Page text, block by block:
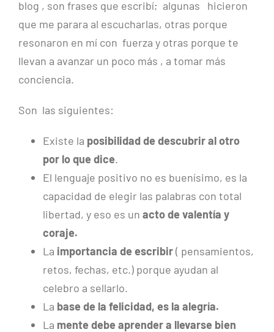
blog , son frases que escribí; algunas hicieron
que me parara al escucharlas, otras porque
resonaron en mí con fuerza y otras porque te
llevan a avanzar un poco más , a tomar más
conciencia.
Son las siguientes:
Existe la posibilidad de descubrir al otro
por lo que dice.
El lenguaje positivo no es buenísimo, es la
capacidad de elegir las palabras con total
libertad, y eso es un acto de valentía y
coraje.
La importancia de escribir( pensamientos,
retos, fechas, etc.) porque ayudan al
celebro a sellarlo.
La base de la felicidad, es la alegría.
La mente debe aprender a llevarse bien